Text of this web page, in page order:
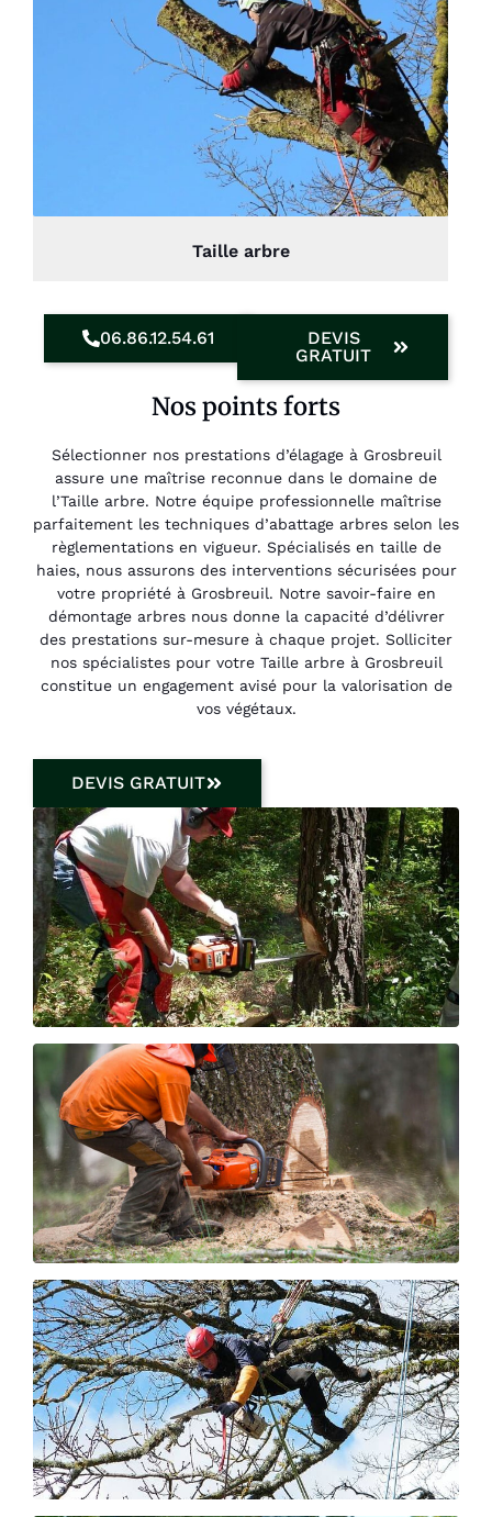
Taille arbre
06.86.12.54.61
DEVIS
GRATUIT
Nos points forts
Sélectionner nos prestations d’élagage à Grosbreuil
assure une maîtrise reconnue dans le domaine de
l’Taille arbre. Notre équipe professionnelle maîtrise
parfaitement les techniques d’abattage arbres selon les
règlementations en vigueur. Spécialisés en taille de
haies, nous assurons des interventions sécurisées pour
votre propriété à Grosbreuil. Notre savoir-faire en
démontage arbres nous donne la capacité d’délivrer
des prestations sur-mesure à chaque projet. Solliciter
nos spécialistes pour votre Taille arbre à Grosbreuil
constitue un engagement avisé pour la valorisation de
vos végétaux.
DEVIS GRATUIT